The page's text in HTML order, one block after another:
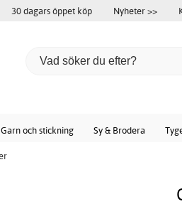
30 dagars öppet köp Nyheter >>
Garn och stickning Sy & Brodera